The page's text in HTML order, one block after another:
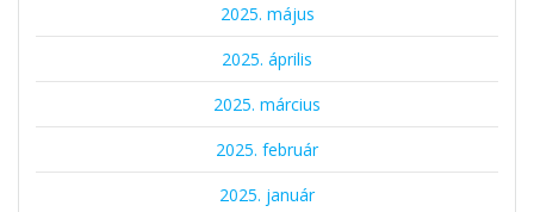
2025. május
2025. április
2025. március
2025. február
2025. január